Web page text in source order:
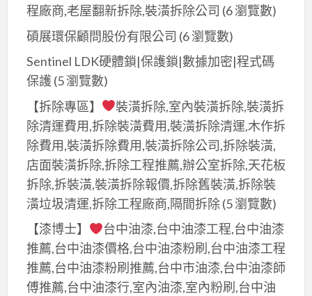
程廠商,老屋翻新拆除,裝潢拆除公司 (6 瀏覽數)
碩展環保顧問股份有限公司 (6 瀏覽數)
Sentinel LDK硬體鎖|保護鎖|數據加密|程式碼
保護(5 瀏覽數)
【拆除專區】
裝潢拆除,室內裝潢拆除,裝潢拆
除清運費用,拆除裝潢費用,裝潢拆除清運,木作拆
除費用,裝潢拆除費用,裝潢拆除公司,拆除裝潢,
店面裝潢拆除,拆除工程推薦,辦公室拆除,天花板
拆除,拆裝潢,裝潢拆除報價,拆除舊裝潢,拆除裝
潢垃圾清運,拆除工程廠商,隔間拆除(5 瀏覽數)
【漆博士】
台中油漆,台中油漆工程,台中油漆
推薦,台中油漆價格,台中油漆粉刷,台中油漆工程
推薦,台中油漆粉刷推薦,台中市油漆,台中油漆師
傅推薦,台中油漆行,室內油漆,室內粉刷,台中油